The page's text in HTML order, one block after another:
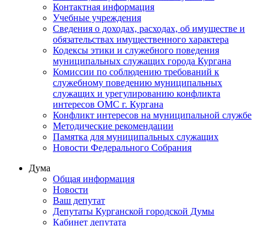
Контактная информация
Учебные учреждения
Сведения о доходах, расходах, об имуществе и
обязательствах имущественного характера
Кодексы этики и служебного поведения
муниципальных служащих города Кургана
Комиссии по соблюдению требований к
служебному поведению муниципальных
служащих и урегулированию конфликта
интересов ОМС г. Кургана
Конфликт интересов на муниципальной службе
Методические рекомендации
Памятка для муниципальных служащих
Новости Федерального Cобрания
Дума
Общая информация
Новости
Ваш депутат
Депутаты Курганской городской Думы
Кабинет депутата